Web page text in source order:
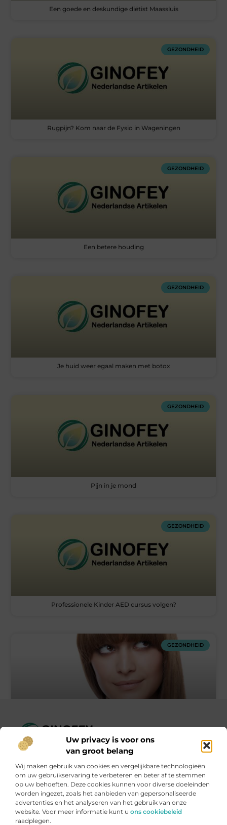
Uw privacy is voor ons
van groot belang
Wij maken gebruik van cookies en vergelijkbare technologieën
om uw gebruikservaring te verbeteren en beter af te stemmen
op uw behoeften. Deze cookies kunnen voor diverse doeleinden
worden ingezet, zoals het aanbieden van gepersonaliseerde
advertenties en het analyseren van het gebruik van onze
website. Voor meer informatie kunt u ons cookiebeleid
raadplegen.
Een goede en deskundige diëtist Maassluis
GEZONDHEID
Rugpijn? Kom naar de Fysio in Wageningen
GEZONDHEID
Een betere houding
GEZONDHEID
Je huid weer egaal maken met botox
GEZONDHEID
Pijn in je mond
GEZONDHEID
Professionele Kinder AED cursus volgen?
GEZONDHEID
Tips voor het verwijderen van pigmentvlekken
« Vorige 1 2 3 Volgende »
Ginofey.nl – Van alledaags tot bijzonder, altijd iets te lezen!
Wij verzamelen blogs en artikelen over een grote
verscheidenheid aan onderwerpen, die alles uit het dagelijks
leven bestrijken.
Onze informatie